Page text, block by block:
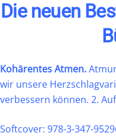
Die neuen
Kohärentes Atmen.
wir unsere
verbessern können. 2.
Softcover: 978-3-347-